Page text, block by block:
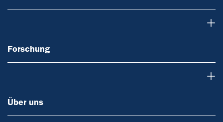
Forschung
Über uns